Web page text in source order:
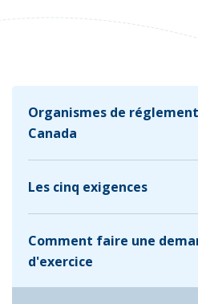
Organismes de
Canada
Les cinq exigences
Comment faire une
d'exercice